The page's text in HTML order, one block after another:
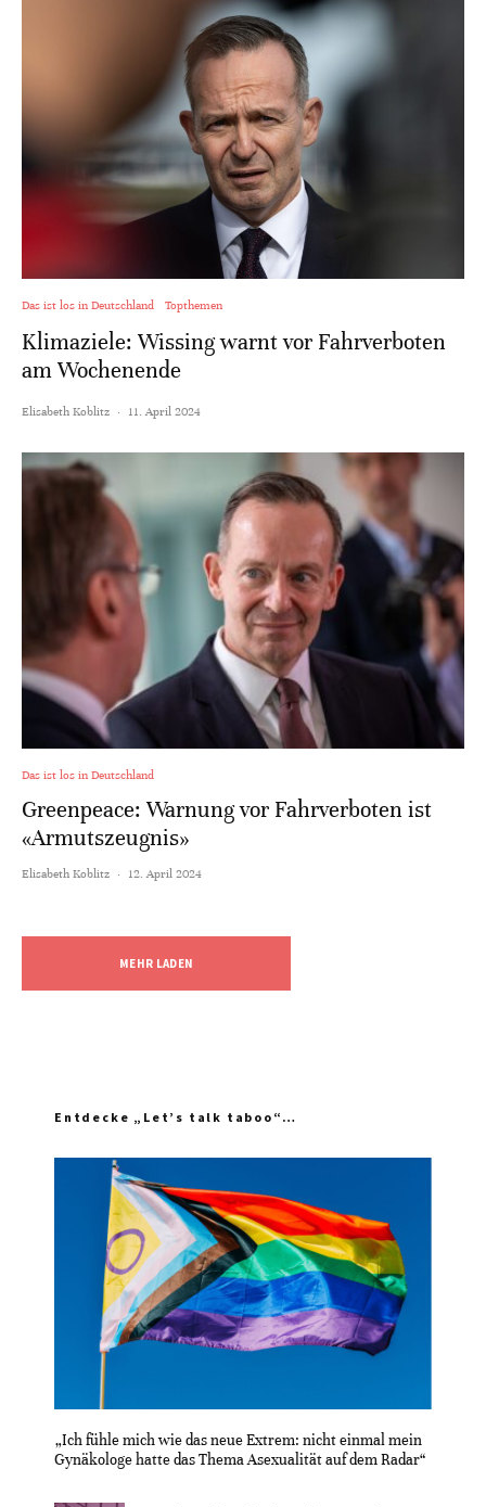
Das ist los in Deutschland Topthemen
Klimaziele: Wissing warnt vor Fahrverboten
am Wochenende
Elisabeth Koblitz · 11. April 2024
Das ist los in Deutschland
Greenpeace: Warnung vor Fahrverboten ist
«Armutszeugnis»
Elisabeth Koblitz · 12. April 2024
MEHR LADEN
Entdecke „Let’s talk taboo“…
„Ich fühle mich wie das neue Extrem: nicht einmal mein
Gynäkologe hatte das Thema Asexualität auf dem Radar“